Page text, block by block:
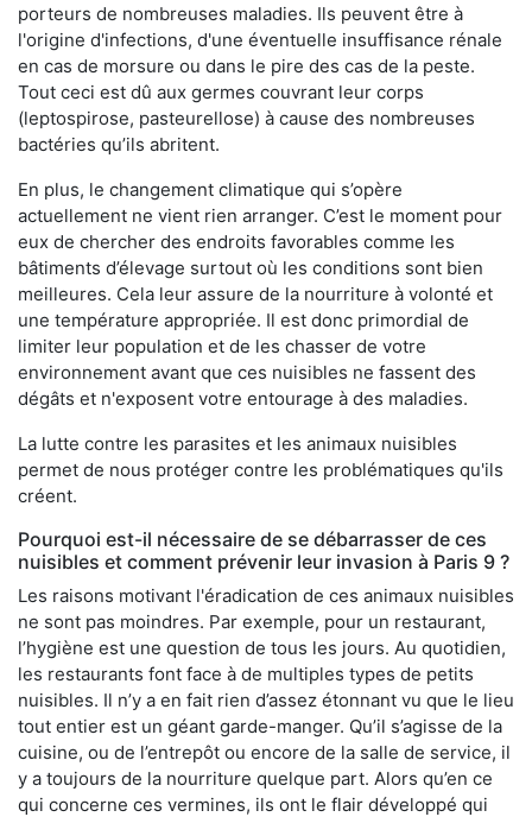
porteurs de nombreuses maladies. Ils peuvent être à
l'origine d'infections, d'une éventuelle insuffisance rénale
en cas de morsure ou dans le pire des cas de la peste.
Tout ceci est dû aux germes couvrant leur corps
(leptospirose, pasteurellose) à cause des nombreuses
bactéries qu’ils abritent.
En plus, le changement climatique qui s’opère
actuellement ne vient rien arranger. C’est le moment pour
eux de chercher des endroits favorables comme les
bâtiments d’élevage surtout où les conditions sont bien
meilleures. Cela leur assure de la nourriture à volonté et
une température appropriée. Il est donc primordial de
limiter leur population et de les chasser de votre
environnement avant que ces nuisibles ne fassent des
dégâts et n'exposent votre entourage à des maladies.
La lutte contre les parasites et les animaux nuisibles
permet de nous protéger contre les problématiques qu'ils
créent.
Pourquoi est-il nécessaire de se débarrasser de ces
nuisibles et comment prévenir leur invasion à Paris 9 ?
Les raisons motivant l'éradication de ces animaux nuisibles
ne sont pas moindres. Par exemple, pour un restaurant,
l’hygiène est une question de tous les jours. Au quotidien,
les restaurants font face à de multiples types de petits
nuisibles. Il n’y a en fait rien d’assez étonnant vu que le lieu
tout entier est un géant garde-manger. Qu’il s’agisse de la
cuisine, ou de l’entrepôt ou encore de la salle de service, il
y a toujours de la nourriture quelque part. Alors qu’en ce
qui concerne ces vermines, ils ont le flair développé qui